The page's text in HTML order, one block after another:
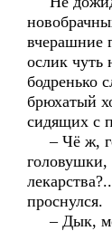
вчерашние
ослик чуть
бодренько
брюхатый
сидящих с
– Чё ж,
головушки,
проснулся.
– Дык,